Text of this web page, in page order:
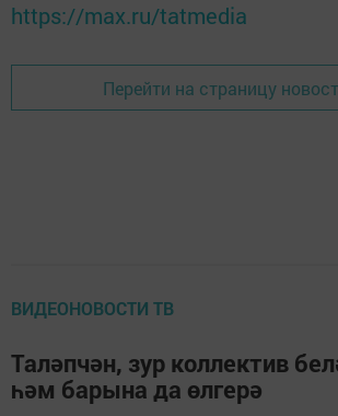
https://max.ru/tatmedia
Перейти на страницу
ВИДЕОНОВОСТИ ТВ
Таләпчән, зур коллектив
һәм барына да өлгерә